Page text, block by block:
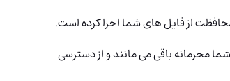
از فایل های شما اجرا کرده است.
محرمانه باقی می مانند و از دسترسی